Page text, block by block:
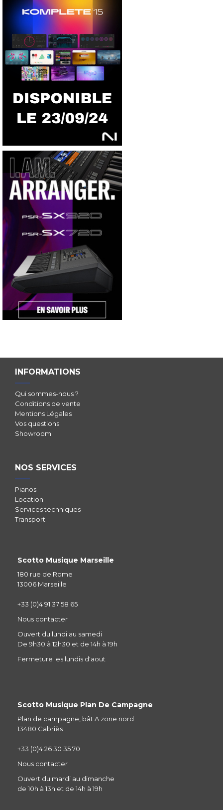
INFORMATIONS
Qui sommes-nous ?
Conditions de vente
Mentions Légales
Vos questions
Showroom
NOS SERVICES
Pianos
Location
Services techniques
Transport
Scotto Musique Marseille
180 rue de Rome
13006 Marseille
+33 (0)4 91 37 58 65
Nous contacter
Ouvert du lundi au samedi
De 9h30 à 12h30 et de 14h à 19h
Fermeture les lundis d'aout
Scotto Musique Plan De Campagne
Plan de campagne, bât A zone nord
13480 Cabriès
+33 (0)4 26 30 35 70
Nous contacter
Ouvert du mardi au dimanche
de 10h à 13h et de 14h à 19h